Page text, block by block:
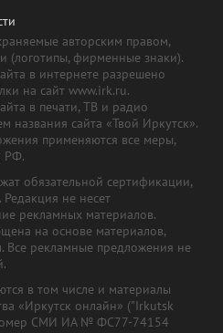
авторским правом,
(логотипы, фирменные знаки).
в интернете разрешено
на сайт www.irk.ru.
в печати, ТВ и радио
названия сайта «Твой Иркутск».
применяются все меры,
РФ.
обязательной сертификации,
не несет
рекламных материалов.
на основе материалов,
Все рекламные предложения не
в том числе и материалы
«Иркутск онлайн» ("Irkutsk
СМИ ИА № ФС77-74154